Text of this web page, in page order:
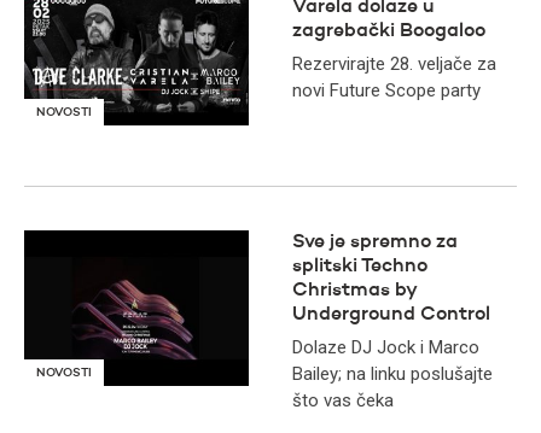
NOVOSTI
Varela dolaze u
zagrebački Boogaloo
Rezervirajte 28. veljače za
novi Future Scope party
NOVOSTI
Sve je spremno za
splitski Techno
Christmas by
Underground Control
Dolaze DJ Jock i Marco
Bailey; na linku poslušajte
što vas čeka